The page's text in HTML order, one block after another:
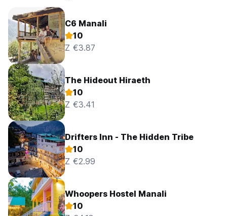
C6 Manali
10
Z €3.87
The Hideout Hiraeth
10
Z €3.41
Drifters Inn - The Hidden Tribe
10
Z €2.99
Whoopers Hostel Manali
10